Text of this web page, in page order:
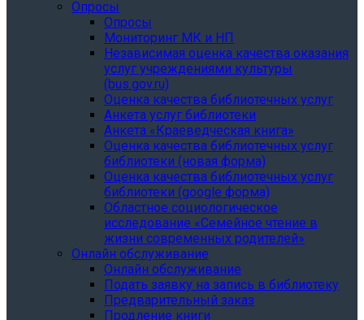
Опросы
Опросы
Мониторинг МК и НП
Независимая оценка качества оказания
услуг учреждениями культуры
(bus.gov.ru)
Оценка качества библиотечных услуг
Анкета услуг библиотеки
Анкета «Краеведческая книга»
Oценка качества библиотечных услуг
библиотеки (новая форма)
Oценка качества библиотечных услуг
библиотеки (google форма)
Областное социологическое
исследование «Семейное чтение в
жизни современных родителей»
Онлайн обслуживание
Онлайн обслуживание
Подать заявку на запись в библиотеку
Предварительный заказ
Продление книги